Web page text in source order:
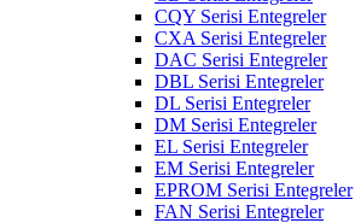
CQY Serisi Entegreler
CXA Serisi Entegreler
DAC Serisi Entegreler
DBL Serisi Entegreler
DL Serisi Entegreler
DM Serisi Entegreler
EL Serisi Entegreler
EM Serisi Entegreler
EPROM Serisi Entegreler
FAN Serisi Entegreler